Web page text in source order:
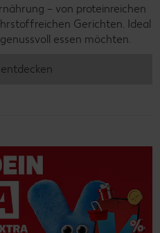
– von proteinreichen
Gerichten. Ideal
essen möchten.